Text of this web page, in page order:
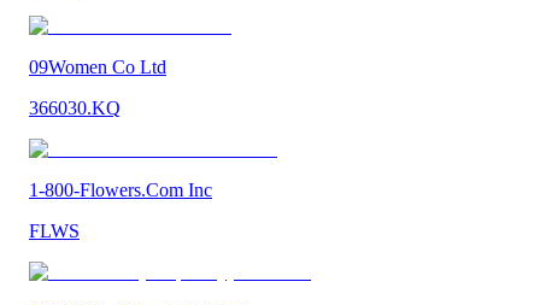
09Women Co Ltd
366030.KQ
1-800-Flowers.Com Inc
FLWS